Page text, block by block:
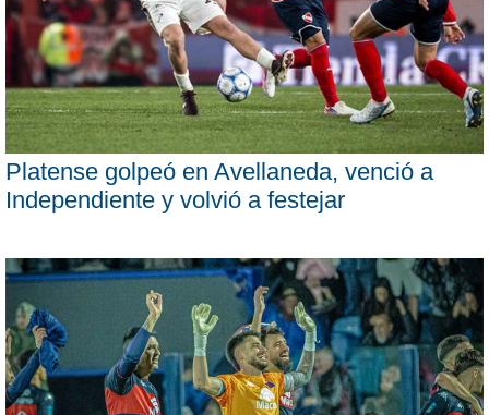
Platense golpeó en Avellaneda, venció a
Independiente y volvió a festejar